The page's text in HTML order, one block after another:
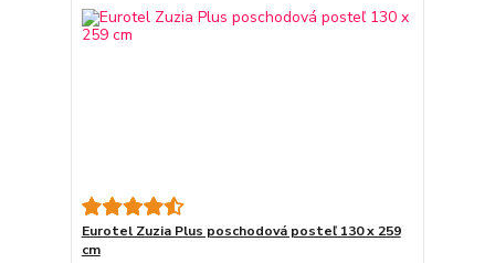
Eurotel Zuzia Plus poschodová posteľ 130 x 259
cm